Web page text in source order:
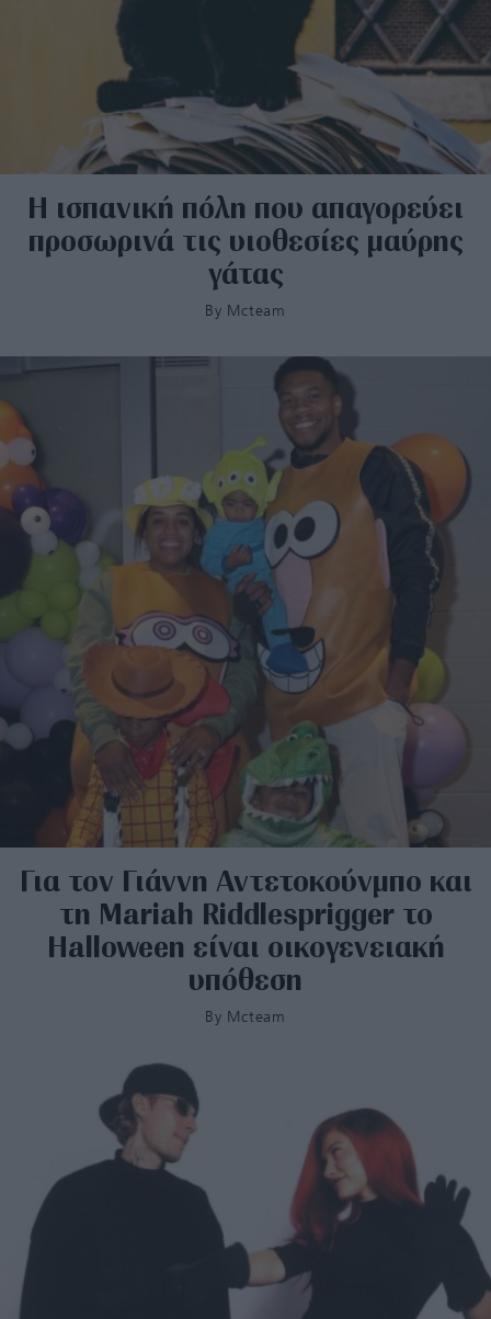
Η ισπανική πόλη που απαγορεύει
προσωρινά τις υιοθεσίες μαύρης
γάτας
By Mcteam
Για τον Γιάννη Αντετοκούνμπο και
τη Mariah Riddlesprigger το
Halloween είναι οικογενειακή
υπόθεση
By Mcteam